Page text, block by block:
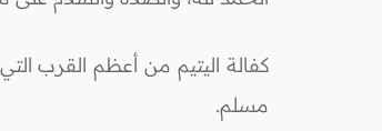
كفالة اليتيم من أعظم القرب
مسلم.